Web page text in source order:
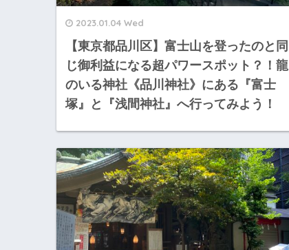
2023.01.04 Wed
【東京都品川区】富士山を登ったのと同
じ御利益になる超パワースポット？！龍
のいる神社《品川神社》にある『富士
塚』と『浅間神社』へ行ってみよう！